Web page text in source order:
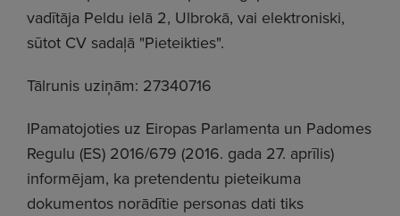
vadītāja Peldu ielā 2, Ulbrokā, vai elektroniski,
sūtot CV sadaļā "Pieteikties".
Tālrunis uziņām: 27340716
IPamatojoties uz Eiropas Parlamenta un Padomes
Regulu (ES) 2016/679 (2016. gada 27. aprīlis)
informējam, ka pretendentu pieteikuma
dokumentos norādītie personas dati tiks